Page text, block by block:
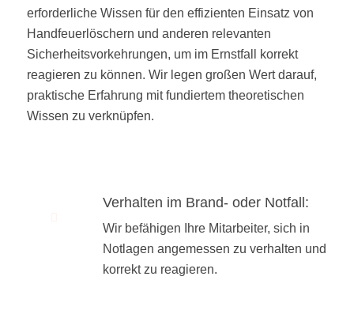
erforderliche Wissen für den effizienten Einsatz von
Handfeuerlöschern und anderen relevanten
Sicherheitsvorkehrungen, um im Ernstfall korrekt
reagieren zu können. Wir legen großen Wert darauf,
praktische Erfahrung mit fundiertem theoretischen
Wissen zu verknüpfen.
Verhalten im Brand- oder Notfall:
Wir befähigen Ihre Mitarbeiter, sich in
Notlagen angemessen zu verhalten und
korrekt zu reagieren.